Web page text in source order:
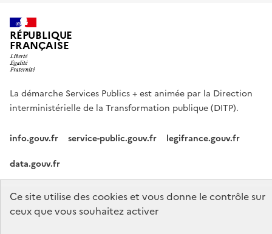
RÉPUBLIQUE
FRANÇAISE
La démarche Services Publics + est animée par la Direction
interministérielle de la Transformation publique (DITP).
info.gouv.fr service-public.gouv.fr
legifrance.gouv.fr
data.gouv.fr
Footer
menu
Plan du site Accessibilité partiellement conforme
Mentions légales
Données personnelles
Ce site utilise des cookies et vous donne le contrôle sur
ceux que vous souhaitez activer